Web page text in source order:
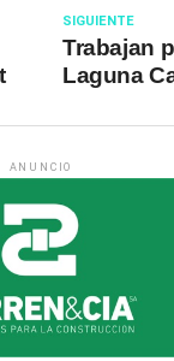
SIGUIENTE
Trabajan
Laguna
ANUNCIO